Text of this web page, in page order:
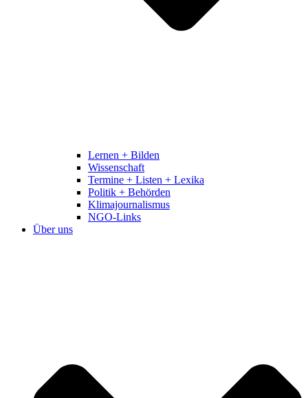
Lernen + Bilden
Wissenschaft
Termine + Listen + Lexika
Politik + Behörden
Klimajournalismus
NGO-Links
Über uns